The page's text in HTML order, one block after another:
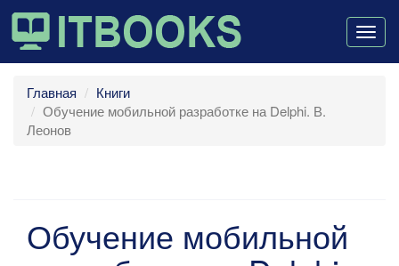
Главная
Книги
Обучение мобильной разработке на Delphi. В.
Леонов
Обучение мобильной